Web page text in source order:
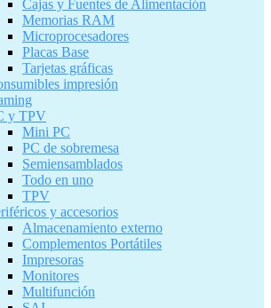
Cajas y Fuentes de Alimentación
Memorias RAM
Microprocesadores
Placas Base
Tarjetas gráficas
impresión
y TPV
Mini PC
PC de sobremesa
Semiensamblados
Todo en uno
TPV
y accesorios
Almacenamiento externo
Complementos Portátiles
Impresoras
Monitores
Multifunción